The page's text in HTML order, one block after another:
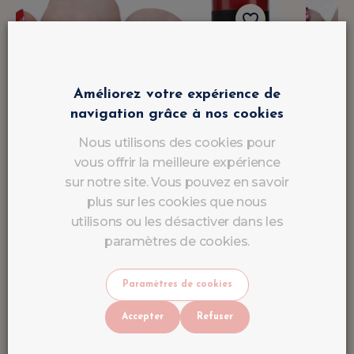
Améliorez votre expérience de
navigation grâce à nos cookies
Nous utilisons des cookies pour
vous offrir la meilleure expérience
sur notre site. Vous pouvez en savoir
plus sur les cookies que nous
utilisons ou les désactiver dans les
paramètres de cookies.
Paramètres de cookies
Accepter Refuser